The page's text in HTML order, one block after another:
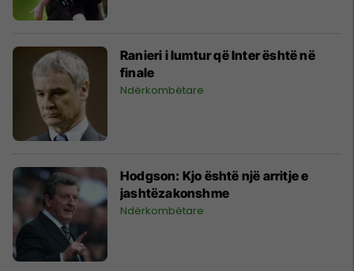
Ranieri i lumtur që Inter është në
finale
Ndërkombëtare
Hodgson: Kjo është një arritje e
jashtëzakonshme
Ndërkombëtare